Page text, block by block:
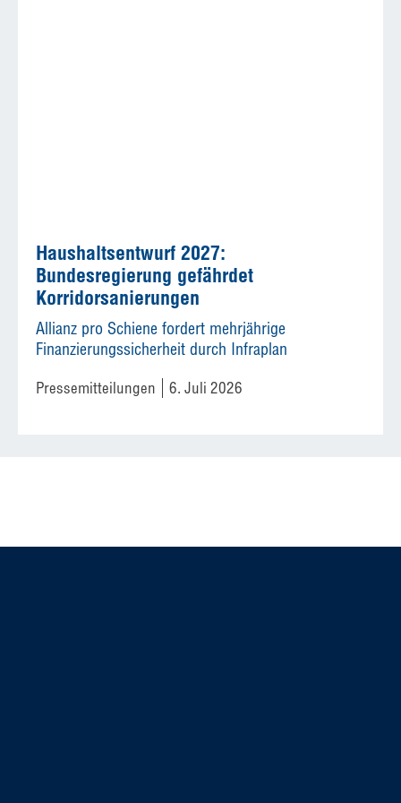
Haushaltsentwurf 2027:
Bundesregierung gefährdet
Korridorsanierungen
Allianz pro Schiene fordert mehrjährige
Finanzierungssicherheit durch Infraplan
Pressemitteilungen 6. Juli 2026